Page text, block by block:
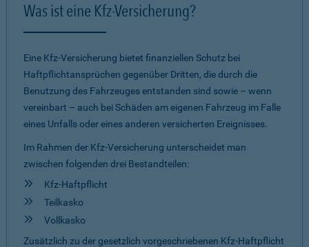
Was ist eine Kfz-Versicherung?
Eine Kfz-Versicherung bietet finanziellen Schutz bei
Haftpflichtansprüchen gegenüber Dritten, die durch die
Benutzung des Fahrzeuges entstanden sind sowie – wenn
vereinbart – auch bei Schäden am eigenen Fahrzeug im Falle
eines Unfalls oder eines anderen versicherten Ereignisses.
Im Rahmen der Kfz-Versicherung unterscheidet man
zwischen folgenden drei Bestandteilen:
Kfz-Haftpflicht
Teilkasko
Vollkasko
Zusätzlich zu der gesetzlich vorgeschriebenen Kfz-Haftpflicht